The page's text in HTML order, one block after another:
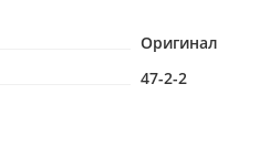
Оригинал
47-2-2